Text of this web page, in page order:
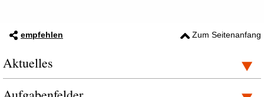
empfehlen Zum Seitenanfang
Aktuelles